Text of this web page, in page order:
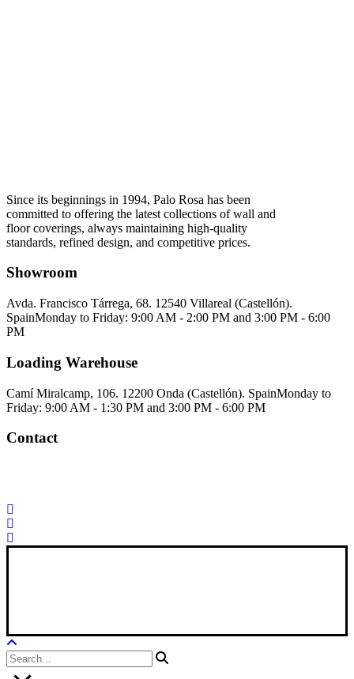
Since its beginnings in 1994, Palo Rosa has been
committed to offering the latest collections of wall and
floor coverings, always maintaining high-quality
standards, refined design, and competitive prices.
Showroom
Avda. Francisco Tárrega, 68. 12540 Villareal (Castellón).
SpainMonday to Friday: 9:00 AM - 2:00 PM and 3:00 PM - 6:00
PM
Loading Warehouse
Camí Miralcamp, 106. 12200 Onda (Castellón). SpainMonday to
Friday: 9:00 AM - 1:30 PM and 3:00 PM - 6:00 PM
Contact